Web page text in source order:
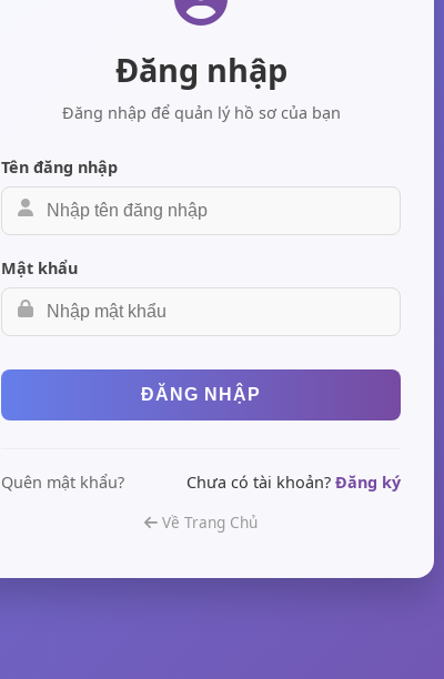
Đăng nhập
Đăng nhập để quản lý hồ sơ của bạn
Tên đăng nhập
Mật khẩu
ĐĂNG NHẬP
Quên mật khẩu? Chưa có tài khoản? Đăng ký
Về Trang Chủ